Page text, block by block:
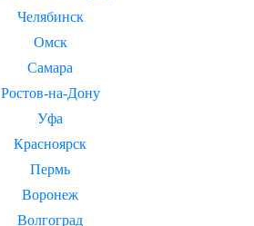
Челябинск
Омск
Самара
Ростов-на-Дону
Уфа
Красноярск
Пермь
Воронеж
Волгоград